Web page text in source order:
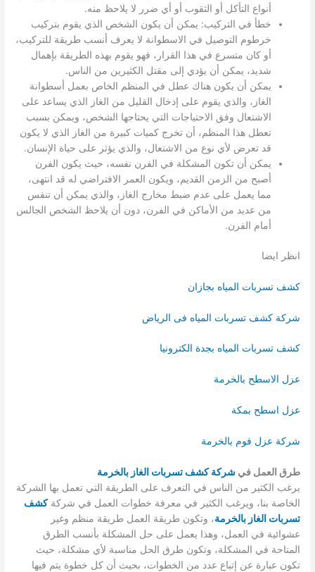
أنواع التأكل أو الثقوب أو أي ضرر لا يلاحظ منه.
خطأ في التركيب: يمكن أن يكون الشخص الذي يقوم بتركيب
خرطوم التوصيل في الاسطوانة لا يعرف أنسب طريقة للتركيب،
أو كان متسرع في هذا القرار، فهو يقوم بهذه الطريقة بإهمال
شديد، يمكن أن يؤدي إلى مقتل الكثيرين من الناس.
يمكن أن يكون هناك عطل في المنظم الخاص بعمل أسطوانة
الغاز، والذي يقوم على إدخال القليل من الغاز الذي يساعد على
الاشتعال وفق الاحتياجات التي يحتاجها الشخص، ويمكن بسبب
تعطل هذا المنظم، أن تخرج كميات كبيرة من الغاز الذي لا يكون
قد تعرض لأي نوع من الاشتعال، والذي يؤثر على حياة الإنسان.
يمكن أن تكون المشكلة في الفرن نفسه، حيث يكون الفرن
أصبح من الزمن القديم، ويكون العمر الافتراضي له قد انتهى،
مما يعمل على عدم ضبط مخارج الغاز، والذي يمكن أن تنفس
من عديد من الأماكن في الفرن، دون أن يلاحظ الشخص الجالس
أمام الفرن.
انظر ايضا
كشف تسربات المياه بجازان
شركة كشف تسربات المياه فى الرياض
كشف تسربات المياه بجدة الكترونيا
عزل الاسطح بالخرمة
عزل اسطح بمكة
شركة عزل فوم بالخرمة
طرق العمل فيشركة كشف تسربات الغاز بالخرمة
يرغب الكثير من الناس في التعرف على الطريقة التي تعمل بها الشركة
الخاصة بنا، ويرغب الكثير في معرفة خطوات العمل في شركةكشف
تسربات الغاز بالخرمة، وتكون طريقة العمل طريقة منظم وغير
عشوائية في العمل، وهذا يعمل على حل المشكلة بأنسب الطرق
المتاحة في المشكلة، وتكون طرق الحل مناسبة لأي مشكلة، حيث
تكون عبارة عن إتباع عدد من الخطوات، بحيث أن كل خطوة يتم فيها